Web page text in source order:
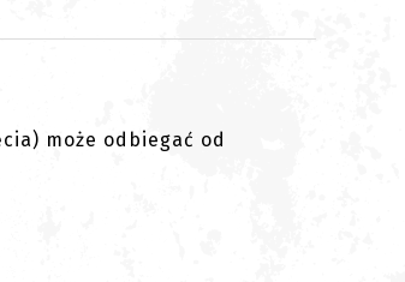
może odbiegać od